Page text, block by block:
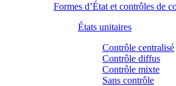
Formes d’État et contrôles de
États unitaires
Contrôle centralisé
Contrôle diffus
Contrôle mixte
Sans contrôle